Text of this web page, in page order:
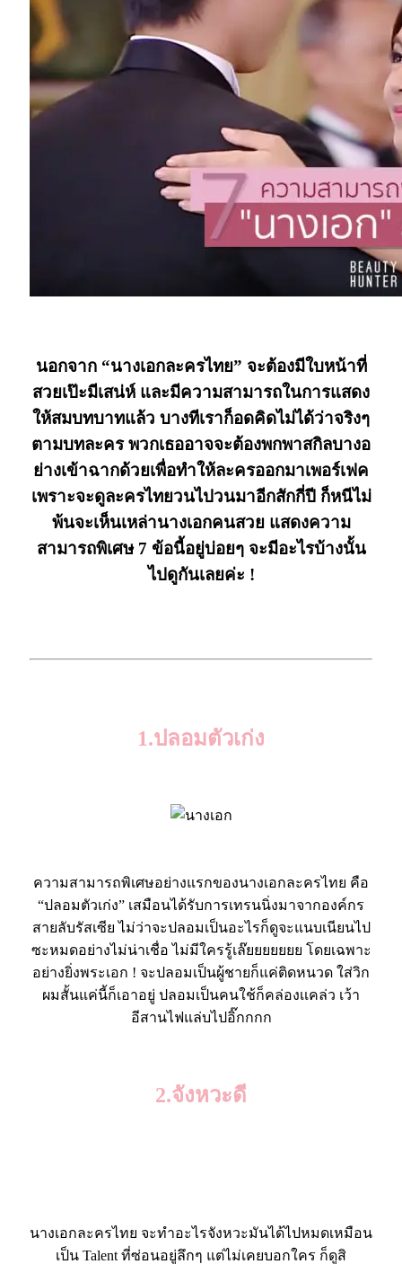
นอกจาก “นางเอกละครไทย” จะต้องมีใบหน้าที่
สวยเป๊ะมีเสน่ห์ และมีความสามารถในการแสดง
ให้สมบทบาทแล้ว บางทีเราก็อดคิดไม่ได้ว่าจริงๆ
ตามบทละคร พวกเธออาจจะต้องพกพาสกิลบางอ
ย่างเข้าฉากด้วยเพื่อทำให้ละครออกมาเพอร์เฟค
เพราะจะดูละครไทยวนไปวนมาอีกสักกี่ปี ก็หนีไม่
พ้นจะเห็นเหล่านางเอกคนสวย แสดงความ
สามารถพิเศษ 7 ข้อนี้อยู่บ่อยๆ จะมีอะไรบ้างนั้น
ไปดูกันเลยค่ะ !
1.ปลอมตัวเก่ง
ความสามารถพิเศษอย่างแรกของนางเอกละครไทย คือ
“ปลอมตัวเก่ง” เสมือนได้รับการเทรนนิ่งมาจากองค์กร
สายลับรัสเซีย ไม่ว่าจะปลอมเป็นอะไรก็ดูจะแนบเนียนไป
ซะหมดอย่างไม่น่าเชื่อ ไม่มีใครรู้เล๊ยยยยยยย โดยเฉพาะ
อย่างยิ่งพระเอก ! จะปลอมเป็นผู้ชายก็แค่ติดหนวด ใส่วิก
ผมสั้นแค่นี้ก็เอาอยู่ ปลอมเป็นคนใช้ก็คล่องเเคล่ว เว้า
อีสานไฟแล่บไปอิ๊กกกก
2.จังหวะดี
นางเอกละครไทย จะทำอะไรจังหวะมันได้ไปหมดเหมือน
เป็น Talent ที่ซ่อนอยู่ลึกๆ แต่ไม่เคยบอกใคร ก็ดูสิ